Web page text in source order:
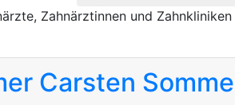
Zahnärztinnen und
Carsten